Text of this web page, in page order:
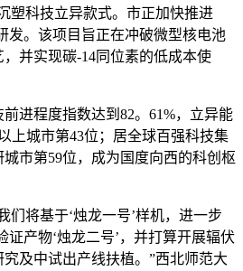
塑科技立异款式。市正加快推进
发。该项目旨正在冲破微型核电池
并实现碳-14同位素的低成本使
程度指数达到82。61%，立异能
上城市第43位；居全球百强科技集
市第59位，成为国度向西的科创枢
将基于‘烛龙一号’样机，进一步
证产物‘烛龙二号’，并打算开展辐伏
及中试出产线扶植。”西北师范大